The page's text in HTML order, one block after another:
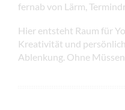
fernab von Lärm,
Hier entsteht Raum für
Kreativität und
Ablenkung. Ohne